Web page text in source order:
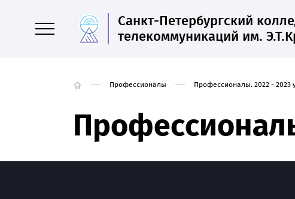
Санкт-Петербургский
телекоммуникаций им.
Профессионалы Профессионалы. 2022 - 2023